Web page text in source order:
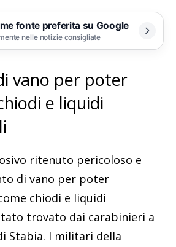
fonte preferita su Google
nelle notizie consigliate
vano per poter
e liquidi
ritenuto pericoloso e
di vano per poter
chiodi e liquidi
trovato dai carabinieri a
Stabia. I militari della